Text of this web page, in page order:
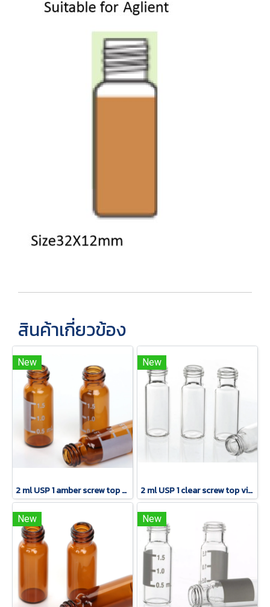
สินค้าเกี่ยวข้อง
New
2 ml USP 1 amber screw top vial with patch
New
2 ml USP 1 clear screw top vial
New New